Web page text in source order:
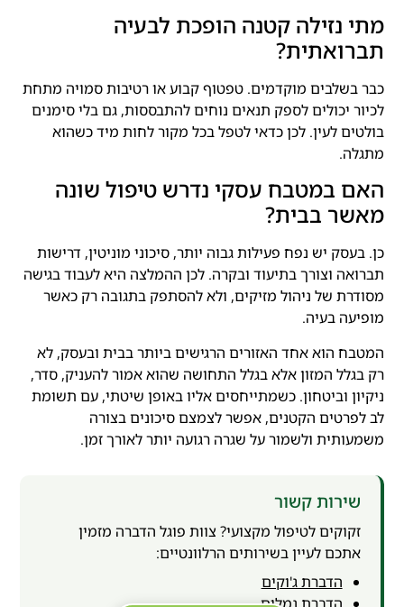
מתי נזילה קטנה הופכת לבעיה
תברואתית?
כבר בשלבים מוקדמים. טפטוף קבוע או רטיבות סמויה מתחת
לכיור יכולים לספק תנאים נוחים להתבססות, גם בלי סימנים
בולטים לעין. לכן כדאי לטפל בכל מקור לחות מיד כשהוא
מתגלה.
האם במטבח עסקי נדרש טיפול שונה
מאשר בבית?
כן. בעסק יש נפח פעילות גבוה יותר, סיכוני מוניטין, דרישות
תברואה וצורך בתיעוד ובקרה. לכן ההמלצה היא לעבוד בגישה
מסודרת של ניהול מזיקים, ולא להסתפק בתגובה רק כאשר
מופיעה בעיה.
המטבח הוא אחד האזורים הרגישים ביותר בבית ובעסק, לא
רק בגלל המזון אלא בגלל התחושה שהוא אמור להעניק, סדר,
ניקיון וביטחון. כשמתייחסים אליו באופן שיטתי, עם תשומת
לב לפרטים הקטנים, אפשר לצמצם סיכונים בצורה
משמעותית ולשמור על שגרה רגועה יותר לאורך זמן.
שירות קשור
זקוקים לטיפול מקצועי? צוות פוגל הדברה מזמין
אתכם לעיין בשירותים הרלוונטיים:
הדברת ג'וקים
הדברת נמלים